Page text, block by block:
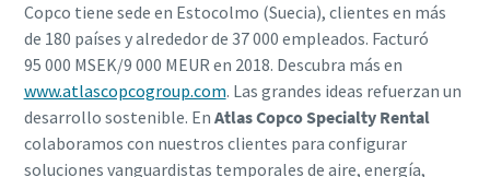
Copco tiene sede en Estocolmo (Suecia), clientes en más
de 180 países y alrededor de 37 000 empleados. Facturó
95 000 MSEK/9 000 MEUR en 2018. Descubra más en
www.atlascopcogroup.com. Las grandes ideas refuerzan un
desarrollo sostenible. En Atlas Copco Specialty Rental
colaboramos con nuestros clientes para configurar
soluciones vanguardistas temporales de aire, energía,